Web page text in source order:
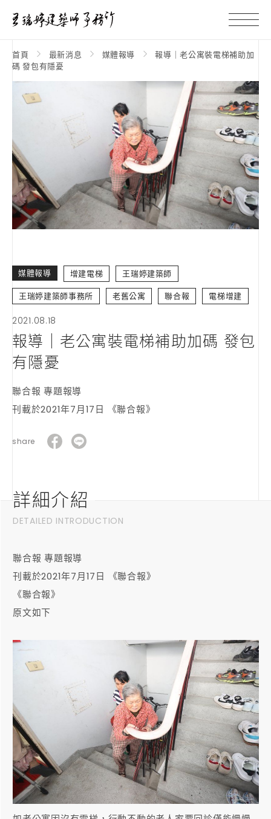
首頁 最新消息 媒體報導
報導｜老公寓裝電梯補助加
碼 發包有隱憂
媒體報導 增建電梯
王瑞婷建築師
王瑞婷建築師事務所
老舊公寓 聯合報 電梯增建
2021.08.18
報導｜老公寓裝電梯補助加碼 發包
有隱憂
聯合報 專題報導
刊載於2021年7月17日 《聯合報》
share
詳細介紹
DETAILED INTRODUCTION
聯合報 專題報導
刊載於2021年7月17日 《聯合報》
《聯合報》
原文如下